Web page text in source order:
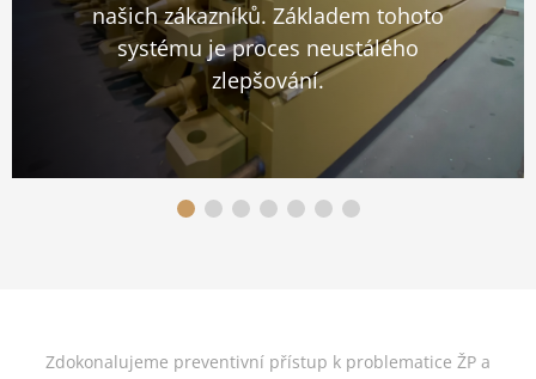
našich zákazníků. Základem tohoto
systému je proces neustálého
zlepšování.
Zdokonalujeme preventivní přístup k problematice ŽP a